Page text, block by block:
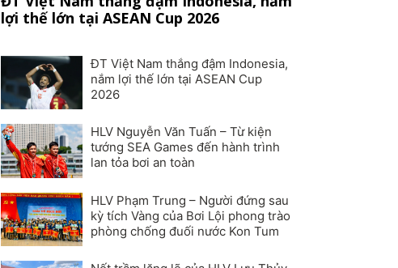
lợi thế lớn tại ASEAN Cup 2026
ĐT Việt Nam thắng đậm Indonesia,
nắm lợi thế lớn tại ASEAN Cup
2026
HLV Nguyễn Văn Tuấn – Từ kiện
tướng SEA Games đến hành trình
lan tỏa bơi an toàn
HLV Phạm Trung – Người đứng sau
kỳ tích Vàng của Bơi Lội phong trào
phòng chống đuối nước Kon Tum